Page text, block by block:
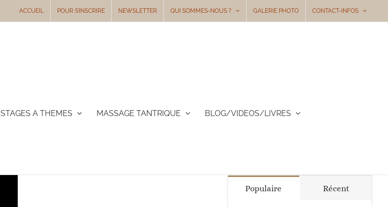
ACCUEIL POUR S’INSCRIRE NEWSLETTER QUI SOMMES-NOUS ? GALERIE PHOTO CONTACT-INFOS
STAGES A THEMES MASSAGE TANTRIQUE BLOG/VIDEOS/LIVRES
Populaire Récent